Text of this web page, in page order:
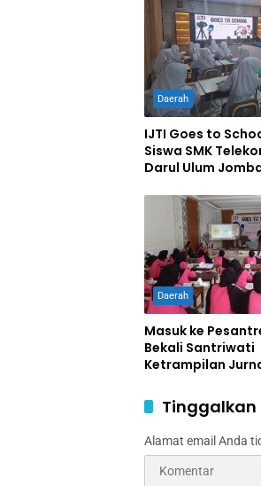
Daerah
IJTI Goes to
Siswa SMK
Darul Ulum
Daerah
Masuk ke
Bekali Santriwati
Ketrampilan
Tambakberas
Tinggalkan
Alamat email Anda